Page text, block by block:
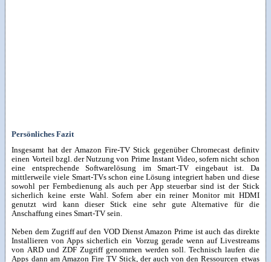
Persönliches Fazit
Insgesamt hat der Amazon Fire-TV Stick gegenüber Chromecast definitv
einen Vorteil bzgl. der Nutzung von Prime Instant Video, sofern nicht schon
eine entsprechende Softwarelösung im Smart-TV eingebaut ist. Da
mittlerweile viele Smart-TVs schon eine Lösung integriert haben und diese
sowohl per Fernbedienung als auch per App steuerbar sind ist der Stick
sicherlich keine erste Wahl. Sofern aber ein reiner Monitor mit HDMI
genutzt wird kann dieser Stick eine sehr gute Alternative für die
Anschaffung eines Smart-TV sein.
Neben dem Zugriff auf den VOD Dienst Amazon Prime ist auch das direkte
Installieren von Apps sicherlich ein Vorzug gerade wenn auf Livestreams
von ARD und ZDF Zugriff genommen werden soll. Technisch laufen die
Apps dann am Amazon Fire TV Stick, der auch von den Ressourcen etwas